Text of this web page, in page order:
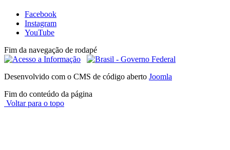
Facebook
Instagram
YouTube
Fim da navegação de rodapé
Desenvolvido com o CMS de código aberto Joomla
Fim do conteúdo da página
Voltar para o topo